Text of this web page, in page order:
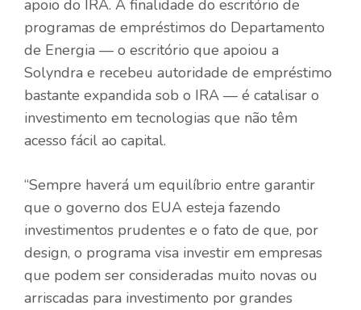
apoio do IRA. A finalidade do escritório de
programas de empréstimos do Departamento
de Energia — o escritório que apoiou a
Solyndra e recebeu autoridade de empréstimo
bastante expandida sob o IRA — é catalisar o
investimento em tecnologias que não têm
acesso fácil ao capital.
“Sempre haverá um equilíbrio entre garantir
que o governo dos EUA esteja fazendo
investimentos prudentes e o fato de que, por
design, o programa visa investir em empresas
que podem ser consideradas muito novas ou
arriscadas para investimento por grandes